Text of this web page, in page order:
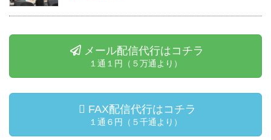
メール配信代行はコチラ
１通１円（５万通より）
FAX配信代行はコチラ
１通６円（５千通より）